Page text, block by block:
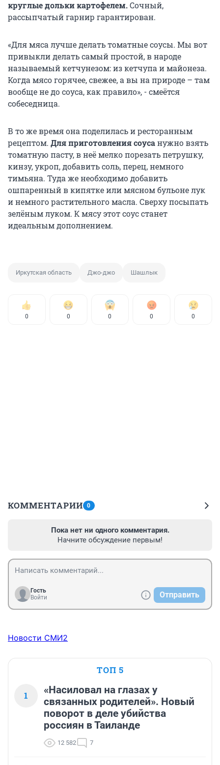
круглые дольки картофелем.Сочный,
рассыпчатый гарнир гарантирован.
«Для мяса лучше делать томатные соусы. Мы вот
привыкли делать самый простой, в народе
называемый кетчунезом: из кетчупа и майонеза.
Когда мясо горячее, свежее, а вы на природе – там
вообще не до соуса, как правило», - смеётся
собеседница.
В то же время она поделилась и ресторанным
рецептом. Для приготовления соусанужно взять
томатную пасту, в неё мелко порезать петрушку,
кинзу, укроп, добавить соль, перец, немного
тимьяна. Туда же необходимо добавить
ошпаренный в кипятке или мясном бульоне лук
и немного растительного масла. Сверху посыпать
зелёным луком. К мясу этот соус станет
идеальным дополнением.
Иркутская область Джо-джо Шашлык
0 0 0 0 0
КОММЕНТАРИИ 0
Пока нет ни одного комментария.
Начните обсуждение первым!
Гость
Войти
Отправить
Новости СМИ2
ТОП 5
1
«Насиловал на глазах у
связанных родителей». Новый
поворот в деле убийства
россиян в Таиланде
12 582 7